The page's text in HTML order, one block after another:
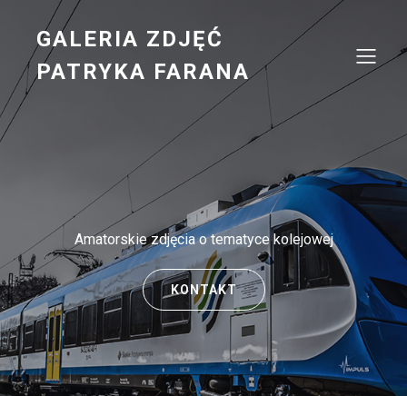
GALERIA ZDJĘĆ
PATRYKA FARANA
Amatorskie zdjęcia o tematyce kolejowej
KONTAKT